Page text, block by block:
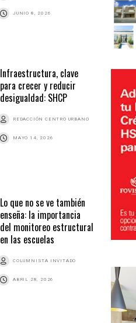
JUNIO 8, 2026
Infraestructura, clave
para crecer y reducir
desigualdad: SHCP
REDACCIÓN CENTRO URBANO
MAYO 14, 2026
Lo que no se ve también
enseña: la importancia
del monitoreo estructural
en las escuelas
COLUMNISTA INVITADO
ABRIL 28, 2026